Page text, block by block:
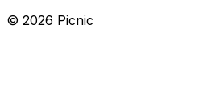
© 2026 Picnic